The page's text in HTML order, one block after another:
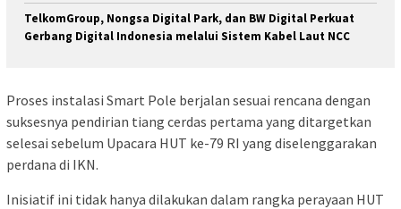
TelkomGroup, Nongsa Digital Park, dan BW Digital Perkuat
Gerbang Digital Indonesia melalui Sistem Kabel Laut NCC
Proses instalasi Smart Pole berjalan sesuai rencana dengan
suksesnya pendirian tiang cerdas pertama yang ditargetkan
selesai sebelum Upacara HUT ke-79 RI yang diselenggarakan
perdana di IKN.
Inisiatif ini tidak hanya dilakukan dalam rangka perayaan HUT